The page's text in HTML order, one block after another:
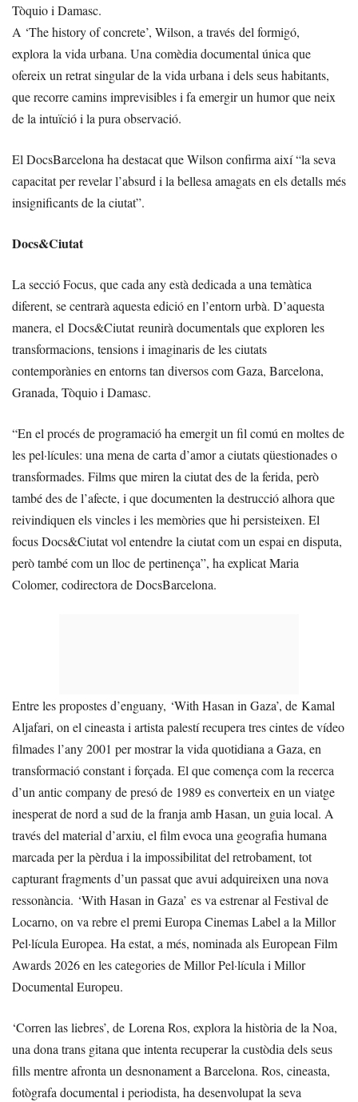
Tòquio i Damasc.
A ‘The history of concrete’, Wilson, a través del formigó,
explora la vida urbana. Una comèdia documental única que
ofereix un retrat singular de la vida urbana i dels seus habitants,
que recorre camins imprevisibles i fa emergir un humor que neix
de la intuïció i la pura observació.
El DocsBarcelona ha destacat que Wilson confirma així “la seva
capacitat per revelar l’absurd i la bellesa amagats en els detalls més
insignificants de la ciutat”.
Docs&Ciutat
La secció Focus, que cada any està dedicada a una temàtica
diferent, se centrarà aquesta edició en l’entorn urbà. D’aquesta
manera, el Docs&Ciutat reunirà documentals que exploren les
transformacions, tensions i imaginaris de les ciutats
contemporànies en entorns tan diversos com Gaza, Barcelona,
Granada, Tòquio i Damasc.
“En el procés de programació ha emergit un fil comú en moltes de
les pel·lícules: una mena de carta d’amor a ciutats qüestionades o
transformades. Films que miren la ciutat des de la ferida, però
també des de l’afecte, i que documenten la destrucció alhora que
reivindiquen els vincles i les memòries que hi persisteixen. El
focus Docs&Ciutat vol entendre la ciutat com un espai en disputa,
però també com un lloc de pertinença”, ha explicat Maria
Colomer, codirectora de DocsBarcelona.
Entre les propostes d’enguany, ‘With Hasan in Gaza’, de Kamal
Aljafari, on el cineasta i artista palestí recupera tres cintes de vídeo
filmades l’any 2001 per mostrar la vida quotidiana a Gaza, en
transformació constant i forçada. El que comença com la recerca
d’un antic company de presó de 1989 es converteix en un viatge
inesperat de nord a sud de la franja amb Hasan, un guia local. A
través del material d’arxiu, el film evoca una geografia humana
marcada per la pèrdua i la impossibilitat del retrobament, tot
capturant fragments d’un passat que avui adquireixen una nova
ressonància. ‘With Hasan in Gaza’ es va estrenar al Festival de
Locarno, on va rebre el premi Europa Cinemas Label a la Millor
Pel·lícula Europea. Ha estat, a més, nominada als European Film
Awards 2026 en les categories de Millor Pel·lícula i Millor
Documental Europeu.
‘Corren las liebres’, de Lorena Ros, explora la història de la Noa,
una dona trans gitana que intenta recuperar la custòdia dels seus
fills mentre afronta un desnonament a Barcelona. Ros, cineasta,
fotògrafa documental i periodista, ha desenvolupat la seva